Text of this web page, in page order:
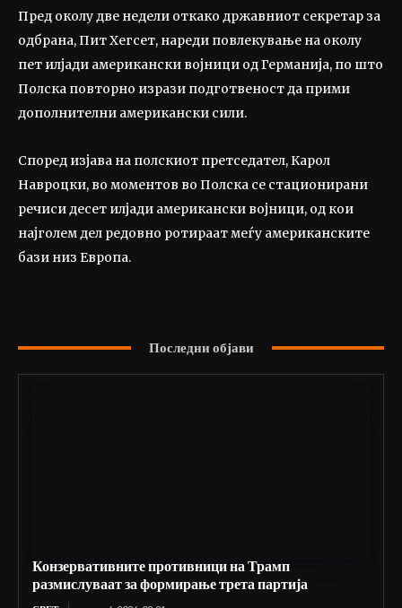
Пред околу две недели откако државниот секретар за
одбрана, Пит Хегсет, нареди повлекување на околу
пет илјади американски војници од Германија, по што
Полска повторно изрази подготвеност да прими
дополнителни американски сили.
Според изјава на полскиот претседател, Карол
Навроцки, во моментов во Полска се стационирани
речиси десет илјади американски војници, од кои
најголем дел редовно ротираат меѓу американските
бази низ Европа.
Последни објави
Конзервативните противници на Трамп
размислуваат за формирање трета партија